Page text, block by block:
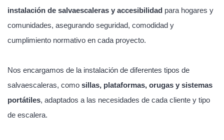
instalación de salvaescaleras y accesibilidad para hogares y
comunidades, asegurando seguridad, comodidad y
cumplimiento normativo en cada proyecto.
Nos encargamos de la instalación de diferentes tipos de
salvaescaleras, como sillas, plataformas, orugas y sistemas
portátiles, adaptados a las necesidades de cada cliente y tipo
de escalera.